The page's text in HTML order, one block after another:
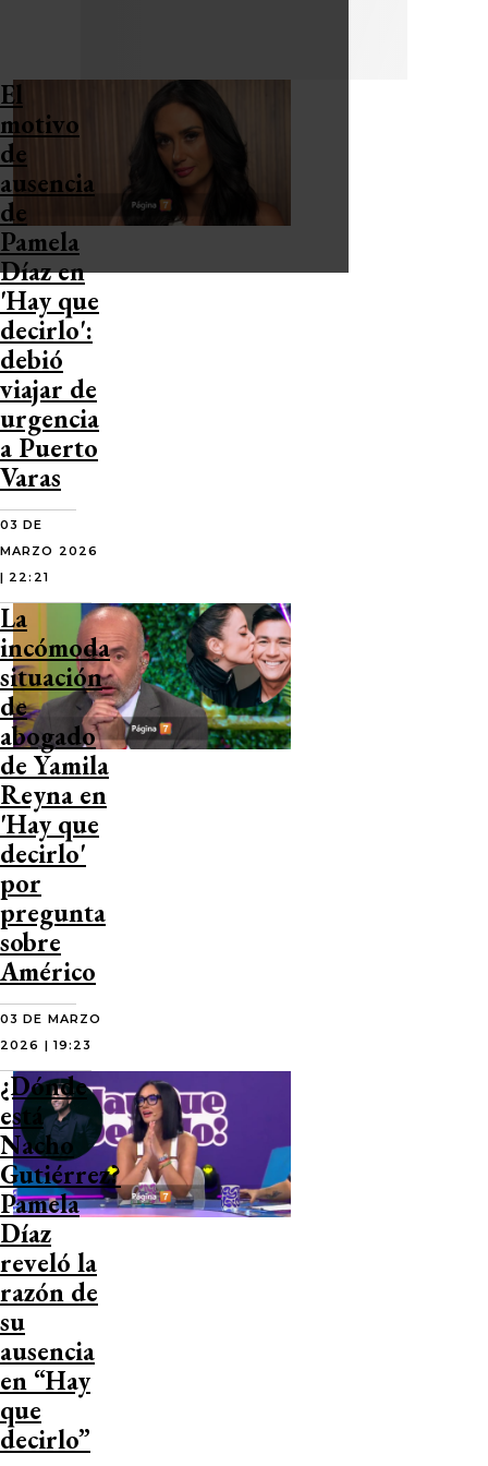
El
motivo
de
ausencia
de
Pamela
Díaz en
'Hay que
decirlo':
debió
viajar de
urgencia
a Puerto
Varas
03 DE
MARZO 2026
| 22:21
La
incómoda
situación
de
abogado
de Yamila
Reyna en
'Hay que
decirlo'
por
pregunta
sobre
Américo
03 DE MARZO
2026 | 19:23
¿Dónde
está
Nacho
Gutiérrez?
Pamela
Díaz
reveló la
razón de
su
ausencia
en “Hay
que
decirlo”